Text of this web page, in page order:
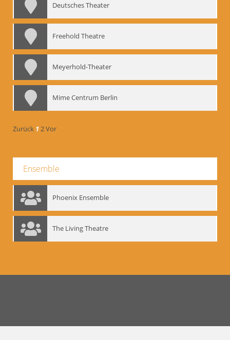
Deutsches Theater
Freehold Theatre
Meyerhold-Theater
Mime Centrum Berlin
Zurück 12Vor
Ensemble
Phoenix Ensemble
The Living Theatre